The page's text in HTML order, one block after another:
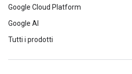
Google Cloud Platform
Google AI
Tutti i prodotti